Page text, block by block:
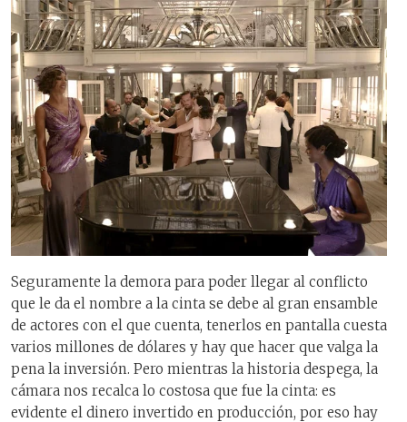
Seguramente la demora para poder llegar al conflicto
que le da el nombre a la cinta se debe al gran ensamble
de actores con el que cuenta, tenerlos en pantalla cuesta
varios millones de dólares y hay que hacer que valga la
pena la inversión. Pero mientras la historia despega, la
cámara nos recalca lo costosa que fue la cinta: es
evidente el dinero invertido en producción, por eso hay